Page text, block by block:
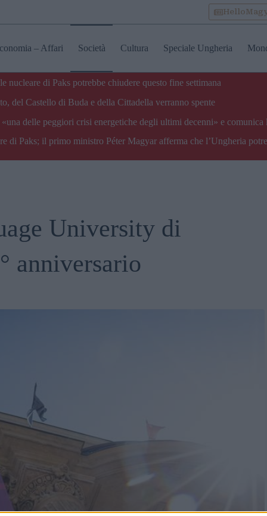
– Affari Società Cultura Speciale Ungheria
nucleare di Paks potrebbe chiudere questo fine settimana
del Castello di Buda e della Cittadella verranno spente
delle peggiori crisi energetiche degli ultimi decenni» e comunica
di Paks; il primo ministro Péter Magyar afferma che l’Ungheria
University di
anniversario